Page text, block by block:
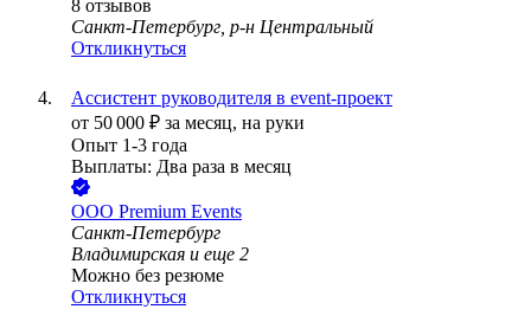
8 отзывов
Санкт-Петербург, р-н Центральный
Откликнуться
Ассистент руководителя в event-проект
от 50 000 ₽ за месяц, на руки
Опыт 1-3 года
Выплаты: Два раза в месяц
ООО Premium Events
Санкт-Петербург
Владимирская и еще 2
Можно без резюме
Откликнуться